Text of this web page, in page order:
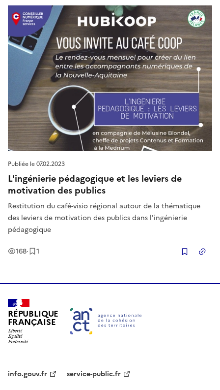
Publiée le07.02.2023
L'ingénierie pédagogique et les leviers de
motivation des publics
Restitution du café-visio régional autour de la thématique
des leviers de motivation des publics dans l'ingénierie
pédagogique
168Vues
· 1
RÉPUBLIQUE
FRANÇAISE
info.gouv.fr
service-public.fr